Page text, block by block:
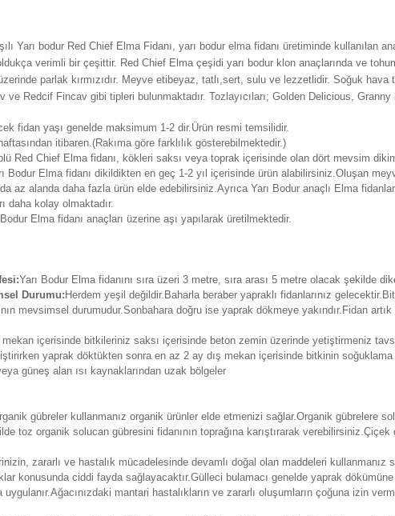
Yarı bodur Red Chief ElmaFidanı, yarı bodur elma fidanı üretiminde kullanılan
verimli bir çeşittir. Red Chief Elma çeşidi yarı bodur klon anaçlarında ve
parlak kırmızıdır. Meyve etibeyaz, tatlı,sert, sulu ve lezzetlidir. Soğuk
Redcif Fincav gibi tipleri bulunmaktadır. Tozlayıcıları; Golden Delicious,
fidan yaşı genelde maksimum 1-2 dir.Ürün resmi temsilidir.
itibaren.(Rakıma göre farklılık gösterebilmektedir.)
Red Chief Elma fidanı, kökleri saksı veya toprak içerisinde olan dört mevsim
Bodur Elma fidanı dikildikten en geç 1-2 yıl içerisinde ürün alabilirsiniz.Oluşan
az alanda daha fazla ürün elde edebilirsiniz.Ayrıca Yarı Bodur anaçlı Elma
daha kolay olmaktadır.
Elma fidanı anaçları üzerine aşı yapılarak üretilmektedir.
Yarı Bodur Elma fidanını sıra üzeri 3 metre, sıra arası 5 metre olacak şekilde
Durumu: Herdem yeşil değildir.Baharla beraber yapraklı fidanlarınız
mevsimsel durumudur.Sonbahara doğru ise yaprak dökmeye yakındır.Fidan
mekan içerisinde bitkileriniz saksı içerisinde beton zemin üzerinde yetiştirmeniz
yaprak döktükten sonra en az 2 ay dış mekan içerisinde bitkinin
güneş alan ısı kaynaklarından uzak bölgeler
gübreler kullanmanız organik ürünler elde etmenizi sağlar.Organik gübrelere
toz organik solucan gübresini fidanının toprağına karıştırarak
zararlı ve hastalık mücadelesinde devamlı doğal olan maddeleri kullanmanız
konusunda ciddi fayda sağlayacaktır.Gülleci bulamacı genelde yaprak
mantari hastalıkların ve zararlı oluşumların çoğuna izin